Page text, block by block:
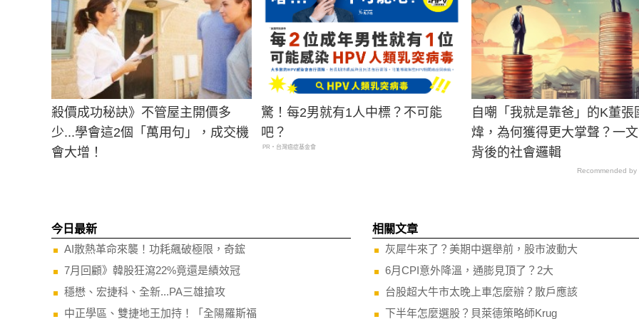
殺價成功秘訣》不管屋主開價多
少...學會這2個「萬用句」，成交機
驚！每2男就有1人中標？不可能
吧？
自嘲「我就是靠爸」的K董張
煒，為何獲得更大掌聲？一
今日最新
AI散熱革命來襲！功耗飆破極限，奇鋐
7月回顧》韓股狂瀉22%竟還是績效冠
穩懋、宏捷科、全新...PA三雄搶攻
相關文章
灰犀牛來了？美期中選舉前，股市波動大
6月CPI意外降溫，通膨見頂了？2大
台股超大牛市太晚上車怎麼辦？散戶應該